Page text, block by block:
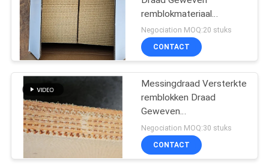
remblokmateriaal
Messingdraad Versterkt
Negociation MOQ:20 stuks
CONTACT
Messingdraad Versterkte
remblokken Draad
Geweven
remblokmateriaal voor
olieput
Negociation MOQ:30 stuks
CONTACT